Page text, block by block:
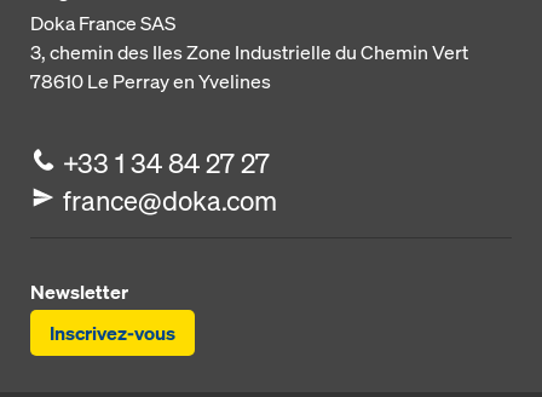
Doka France SAS
3, chemin des IlesZone Industrielle du Chemin Vert
78610Le Perray en Yvelines
+33 1 34 84 27 27
france@doka.com
Newsletter
Inscrivez-vous